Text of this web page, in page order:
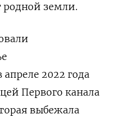
земли.
2022 года
Первого канала
выбежала